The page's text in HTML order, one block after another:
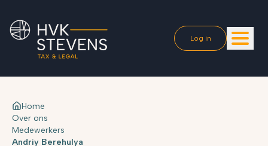
Log in
Home
Over ons
Medewerkers
Andriy Berehulya